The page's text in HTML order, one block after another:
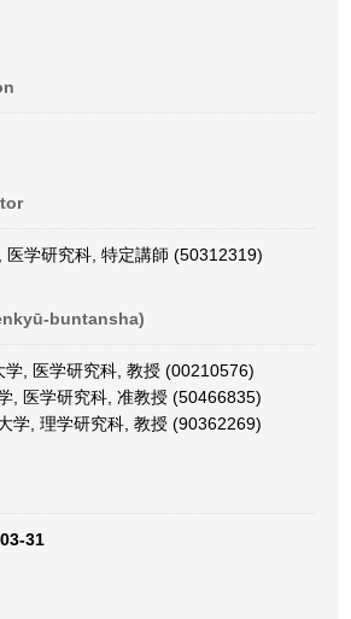
医学研究科, 特定講師 (50312319)
buntansha)
学, 医学研究科, 教授 (00210576)
, 医学研究科, 准教授 (50466835)
学, 理学研究科, 教授 (90362269)
31